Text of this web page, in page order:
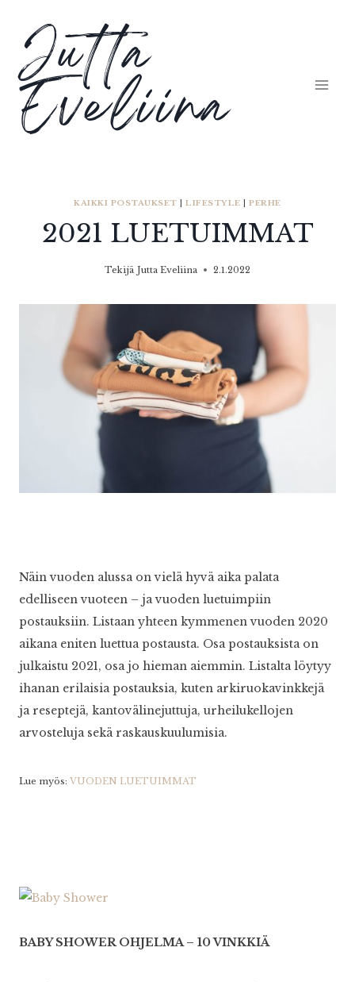
sisältöön
Jutta
Eveliina
KAIKKI POSTAUKSET |LIFESTYLE |PERHE
2021 LUETUIMMAT
Tekijä Jutta Eveliina 2.1.2022
Näin vuoden alussa on vielä hyvä aika palata
edelliseen vuoteen – ja vuoden luetuimpiin
postauksiin. Listaan yhteen kymmenen vuoden 2020
aikana eniten luettua postausta. Osa postauksista on
julkaistu 2021, osa jo hieman aiemmin. Listalta löytyy
ihanan erilaisia postauksia, kuten arkiruokavinkkejä
ja reseptejä, kantovälinejuttuja, urheilukellojen
arvosteluja sekä raskauskuulumisia.
Lue myös: VUODEN LUETUIMMAT
BABY SHOWER OHJELMA – 10 VINKKIÄ